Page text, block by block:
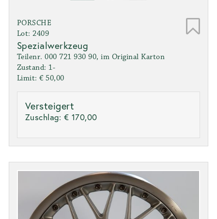
PORSCHE
Lot: 2409
Spezialwerkzeug
Teilenr. 000 721 930 90, im Original Karton
Zustand: 1-
Limit: € 50,00
Versteigert
Zuschlag: € 170,00